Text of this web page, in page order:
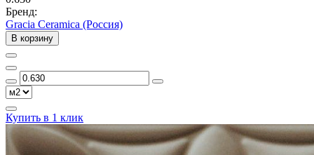
Бренд:
Gracia Ceramica (Россия)
В корзину
Купить в 1 клик